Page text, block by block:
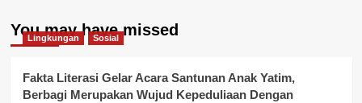
You may have missed
Lingkungan Sosial
Fakta Literasi Gelar Acara Santunan Anak Yatim,
Berbagi Merupakan Wujud Kepeduliaan Dengan